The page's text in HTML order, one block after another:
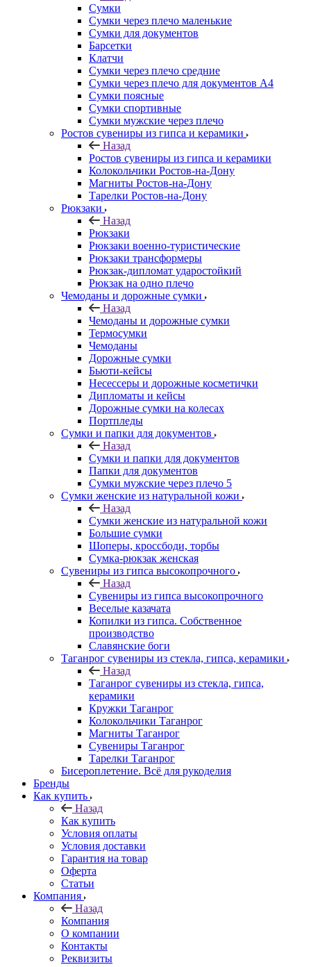
Сумки
Сумки через плечо маленькие
Сумки для документов
Барсетки
Клатчи
Сумки через плечо средние
Сумки через плечо для документов А4
Сумки поясные
Сумки спортивные
Сумки мужские через плечо
Ростов сувениры из гипса и керамики
Назад
Ростов сувениры из гипса и керамики
Колокольчики Ростов-на-Дону
Магниты Ростов-на-Дону
Тарелки Ростов-на-Дону
Рюкзаки
Назад
Рюкзаки
Рюкзаки военно-туристические
Рюкзаки трансформеры
Рюкзак-дипломат ударостойкий
Рюкзак на одно плечо
Чемоданы и дорожные сумки
Назад
Чемоданы и дорожные сумки
Термосумки
Чемоданы
Дорожные сумки
Бьюти-кейсы
Несессеры и дорожные косметички
Дипломаты и кейсы
Дорожные сумки на колесах
Портпледы
Сумки и папки для документов
Назад
Сумки и папки для документов
Папки для документов
Сумки мужские через плечо 5
Сумки женские из натуральной кожи
Назад
Сумки женские из натуральной кожи
Большие сумки
Шоперы, кроссбоди, торбы
Сумка-рюкзак женская
Сувениры из гипса высокопрочного
Назад
Сувениры из гипса высокопрочного
Веселые казачата
Копилки из гипса. Собственное
производство
Славянские боги
Таганрог сувениры из стекла, гипса, керамики
Назад
Таганрог сувениры из стекла, гипса,
керамики
Кружки Таганрог
Колокольчики Таганрог
Магниты Таганрог
Сувениры Таганрог
Тарелки Таганрог
Бисероплетение. Всё для рукоделия
Бренды
Как купить
Назад
Как купить
Условия оплаты
Условия доставки
Гарантия на товар
Оферта
Статьи
Компания
Назад
Компания
О компании
Контакты
Реквизиты